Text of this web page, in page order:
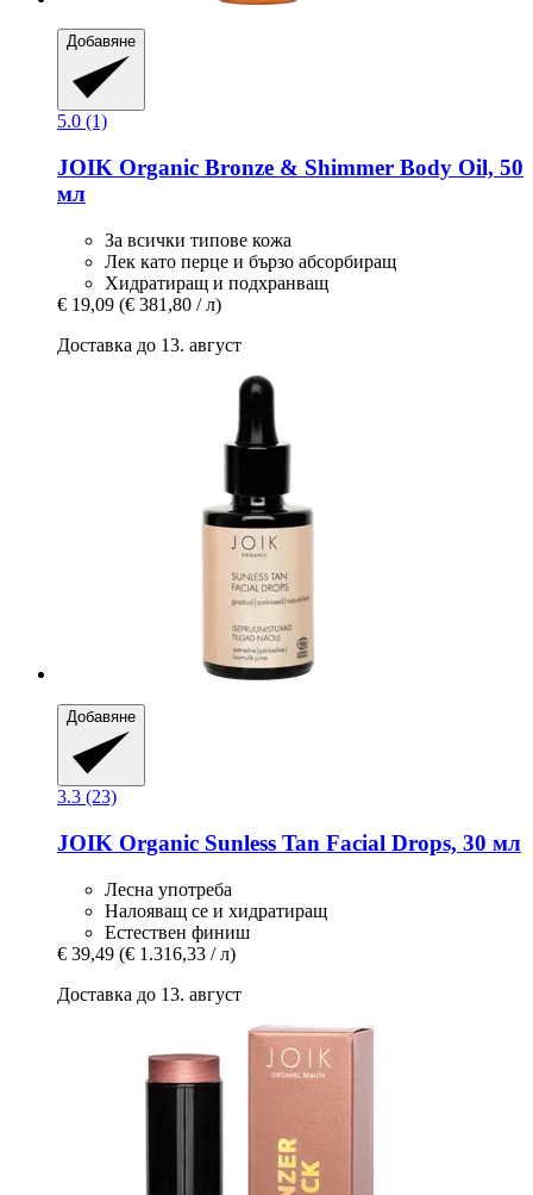
Добавяне
5.0 (1)
JOIK Organic Bronze & Shimmer Body Oil, 50
мл
За всички типове кожа
Лек като перце и бързо абсорбиращ
Хидратиращ и подхранващ
€ 19,09 (€ 381,80 / л)
Доставка до 13. август
Добавяне
3.3 (23)
JOIK Organic Sunless Tan Facial Drops, 30 мл
Лесна употреба
Налояващ се и хидратиращ
Естествен финиш
€ 39,49 (€ 1.316,33 / л)
Доставка до 13. август